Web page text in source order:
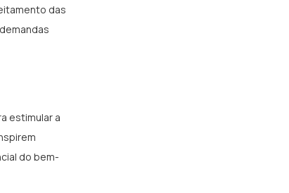
das
estimular a
do bem-